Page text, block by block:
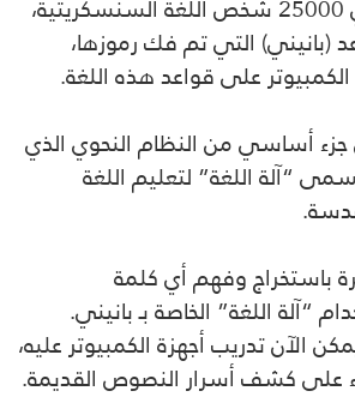
يتكلم اليوم حوالي 25000 شخص اللغة السنسكريتية،
(بانيني) التي تم فك رموزها،
على قواعد هذه اللغة.
أساسي من النظام النحوي الذي
“آلة اللغة” لتعليم اللغة
وفهم أي كلمة
“آلة اللغة” الخاصة بـ بانيني.
الآن تدريب أجهزة الكمبيوتر عليه،
على كشف أسرار النصوص القديمة.